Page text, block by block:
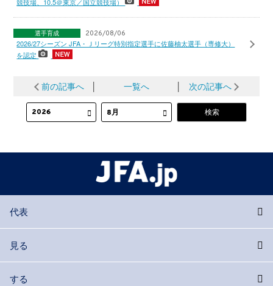
選手育成 2026/08/06
2026/27シーズン JFA・Ｊリーグ特別指定選手に佐藤柚太選手（専修大）
を認定
前の記事へ 一覧へ 次の記事へ
代表
見る
する